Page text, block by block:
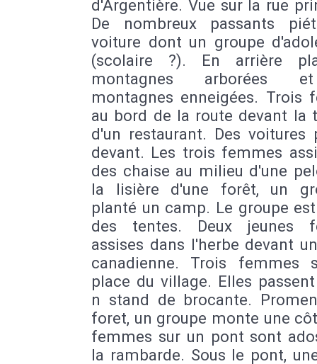
d'Argentière. Vue sur la rue
De nombreux passants
voiture dont un groupe
(scolaire ?). En arrière
montagnes arborées
montagnes enneigées. Trois
au bord de la route devant la
d'un restaurant. Des voitures
devant. Les trois femmes
des chaise au milieu d'une
la lisière d'une forêt, un
planté un camp. Le groupe
des tentes. Deux jeunes
assises dans l'herbe devant
canadienne. Trois femmes
place du village. Elles
n stand de brocante.
foret, un groupe monte une
femmes sur un pont sont
la rambarde. Sous le pont,